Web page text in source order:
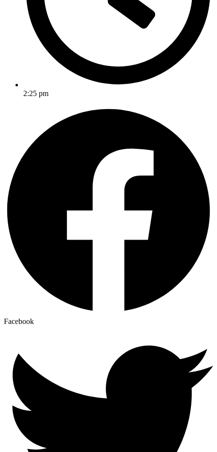
2:25 pm
Facebook